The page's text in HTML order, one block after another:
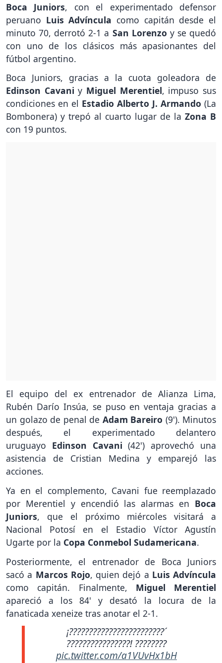
Boca Juniors, con el experimentado defensor
peruano Luis Advíncula como capitán desde el
minuto 70, derrotó 2-1 a San Lorenzo y se quedó
con uno de los clásicos más apasionantes del
fútbol argentino.
Boca Juniors, gracias a la cuota goleadora de
Edinson Cavani y Miguel Merentiel, impuso sus
condiciones en el Estadio Alberto J. Armando (La
Bombonera) y trepó al cuarto lugar de la Zona B
con 19 puntos.
El equipo del ex entrenador de Alianza Lima,
Rubén Darío Insúa, se puso en ventaja gracias a
un golazo de penal de Adam Bareiro (9'). Minutos
después, el experimentado delantero
uruguayo Edinson Cavani (42') aprovechó una
asistencia de Cristian Medina y emparejó las
acciones.
Ya en el complemento, Cavani fue reemplazado
por Merentiel y encendió las alarmas en Boca
Juniors, que el próximo miércoles visitará a
Nacional Potosí en el Estadio Víctor Agustín
Ugarte por la Copa Conmebol Sudamericana.
Posteriormente, el entrenador de Boca Juniors
sacó a Marcos Rojo, quien dejó a Luis Advíncula
como capitán. Finalmente, Miguel Merentiel
apareció a los 84' y desató la locura de la
fanaticada xeneize tras anotar el 2-1.
¡????????????????????????´
????????????????! ????????
pic.twitter.com/a1VUvHx1bH